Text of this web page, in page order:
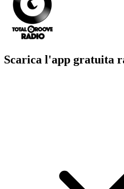
Scarica l'app gratuita